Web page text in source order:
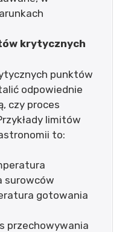
krytycznych
punktów
odpowiednie
czy proces
limitów
to:
surowców
gotowania
przechowywania